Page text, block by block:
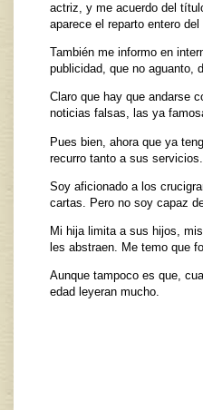
actriz, y me acuerdo del
aparece el reparto entero
También me informo en
publicidad, que no aguanto,
Claro que hay que andarse
noticias falsas, las ya
Pues bien, ahora que ya
recurro tanto a sus servicios.
Soy aficionado a los
cartas. Pero no soy capaz
Mi hija limita a sus hijos,
les abstraen. Me temo que
Aunque tampoco es que,
edad leyeran mucho.